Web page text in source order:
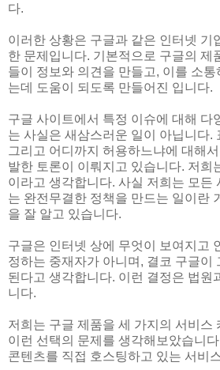
다.
이러한 상황은 구글과 같은 인터넷 기
한 문제입니다. 기본적으로 구글의 제
들이 정보와 의견을 만들고, 이를 소
는데 도움이 되도록 만들어진 입니다.
구글 사이트에서 특정 이슈에 대해 다
는 사실은 새삼스러운 일이 아닙니다.
그리고 어디까지 허용하느냐에 대해
발한 토론이 이뤄지고 있습니다. 저희
이라고 생각합니다. 사실 저희는 모든
는 완전무결한 정책을 만드는 일이란
을 잘 알고 있습니다.
구글은 인터넷 상에 무엇이 보여지고
정하는 중재자가 아니며, 결코 구글이
된다고 생각합니다. 이런 결정은 법원
니다.
저희는 구글 제품을 세 가지의 서비스
이런 선택의 문제를 생각해보았습니
콘텐츠를 직접 호스팅하고 있는 서비